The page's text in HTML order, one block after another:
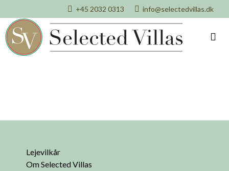
+45 2032 0313 info@selectedvillas.dk
Lejevilkår
Om Selected Villas